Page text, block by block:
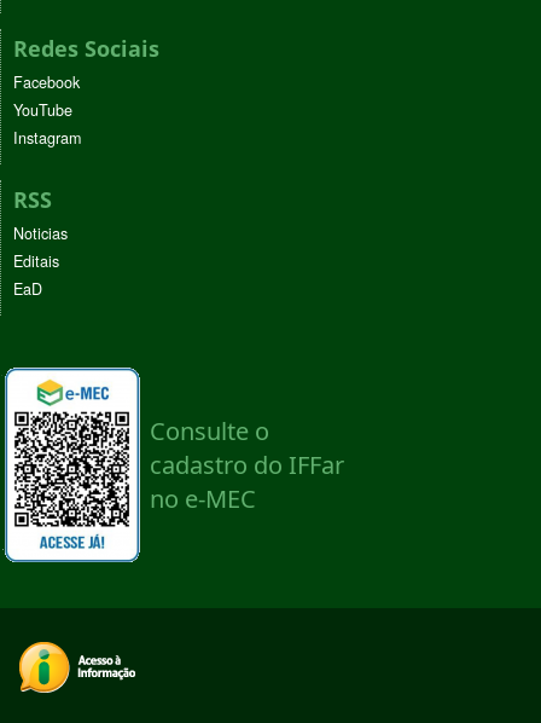
Redes Sociais
Facebook
YouTube
Instagram
RSS
Noticias
Editais
EaD